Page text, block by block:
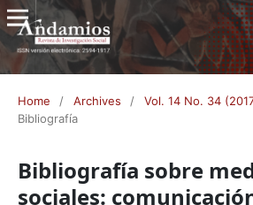
Home / Archives / Vol. 14 No. 34
Bibliografía
Bibliografía sobre
sociales: